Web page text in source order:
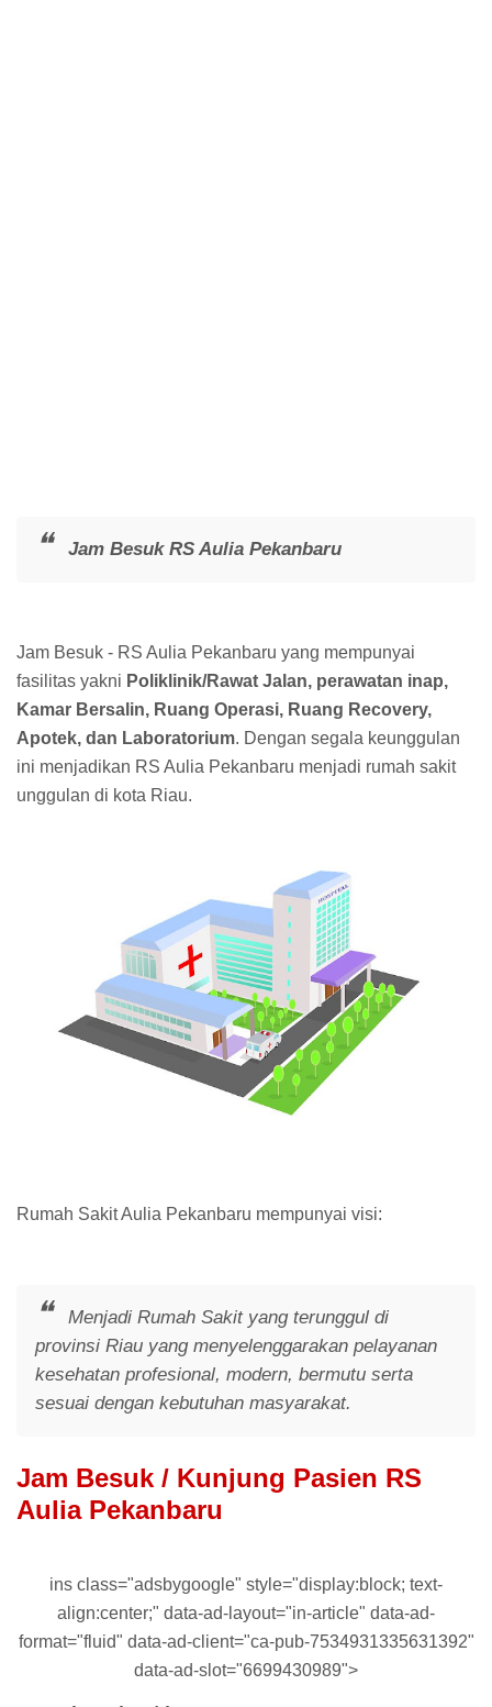
Jam Besuk RS Aulia Pekanbaru
Jam Besuk - RS Aulia Pekanbaru yang mempunyai
fasilitas yakni Poliklinik/Rawat Jalan, perawatan inap,
Kamar Bersalin, Ruang Operasi, Ruang Recovery,
Apotek, dan Laboratorium. Dengan segala keunggulan
ini menjadikan RS Aulia Pekanbaru menjadi rumah sakit
unggulan di kota Riau.
Rumah Sakit Aulia Pekanbaru mempunyai visi:
Menjadi Rumah Sakit yang terunggul di
provinsi Riau yang menyelenggarakan pelayanan
kesehatan profesional, modern, bermutu serta
sesuai dengan kebutuhan masyarakat.
Jam Besuk / Kunjung Pasien RS
Aulia Pekanbaru
ins class="adsbygoogle" style="display:block; text-
align:center;" data-ad-layout="in-article" data-ad-
format="fluid" data-ad-client="ca-pub-7534931335631392"
data-ad-slot="6699430989">